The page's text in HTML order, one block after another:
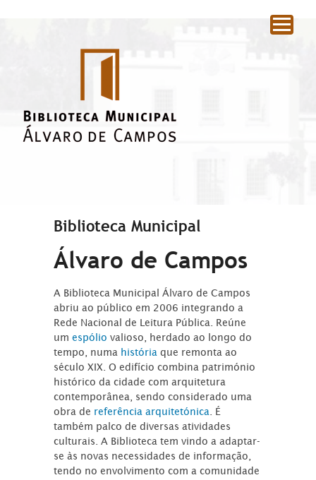
Biblioteca Municipal
Álvaro de Campos
A Biblioteca Municipal Álvaro de Campos
abriu ao público em 2006 integrando a
Rede Nacional de Leitura Pública. Reúne
umespóliovalioso, herdado ao longo do
tempo, numa história que remonta ao
século XIX. O edifício combina património
histórico da cidade com arquitetura
contemporânea, sendo considerado uma
obra de referência arquitetónica . É
também palco de diversas atividades
culturais. A Biblioteca tem vindo a adaptar-
se às novas necessidades de informação,
tendo no envolvimento com a comunidade